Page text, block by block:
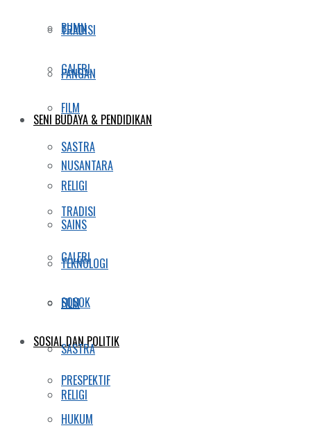
TRADISI
GALERI
FILM
SASTRA
RELIGI
SAINS
TEKNOLOGI
SOSOK
SOSIAL DAN POLITIK
PRESPEKTIF
HUKUM
BUMN
PANGAN
SENI BUDAYA & PENDIDIKAN
NUSANTARA
TRADISI
GALERI
FILM
SASTRA
RELIGI